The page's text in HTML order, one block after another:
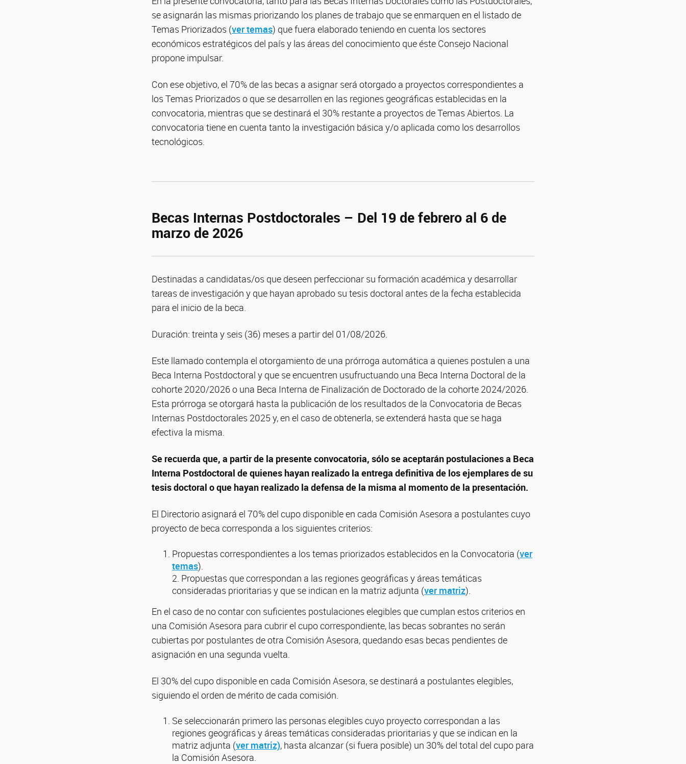
se asignarán las mismas priorizando los planes de trabajo que se enmarquen en el listado de
Temas Priorizados (ver temas) que fuera elaborado teniendo en cuenta los sectores
económicos estratégicos del país y las áreas del conocimiento que éste Consejo Nacional
propone impulsar.
Con ese objetivo, el 70% de las becas a asignar será otorgado a proyectos correspondientes a
los Temas Priorizados o que se desarrollen en las regiones geográficas establecidas en la
convocatoria, mientras que se destinará el 30% restante a proyectos de Temas Abiertos. La
convocatoria tiene en cuenta tanto la investigación básica y/o aplicada como los desarrollos
tecnológicos.
Becas Internas Postdoctorales – Del 19 de febrero al 6 de
marzo de 2026
Destinadas a candidatas/os que deseen perfeccionar su formación académica y desarrollar
tareas de investigación y que hayan aprobado su tesis doctoral antes de la fecha establecida
para el inicio de la beca.
Duración: treinta y seis (36) meses a partir del 01/08/2026.
Este llamado contempla el otorgamiento de una prórroga automática a quienes postulen a una
Beca Interna Postdoctoral y que se encuentren usufructuando una Beca Interna Doctoral de la
cohorte 2020/2026 o una Beca Interna de Finalización de Doctorado de la cohorte 2024/2026.
Esta prórroga se otorgará hasta la publicación de los resultados de la Convocatoria de Becas
Internas Postdoctorales 2025 y, en el caso de obtenerla, se extenderá hasta que se haga
efectiva la misma.
Se recuerda que, a partir de la presente convocatoria, sólo se aceptarán postulaciones a Beca
Interna Postdoctoral de quienes hayan realizado la entrega definitiva de los ejemplares de su
tesis doctoral o que hayan realizado la defensa de la misma al momento de la presentación.
El Directorio asignará el 70% del cupo disponible en cada Comisión Asesora a postulantes cuyo
proyecto de beca corresponda a los siguientes criterios:
Propuestas correspondientes a los temas priorizados establecidos en la Convocatoria (ver
temas).
2. Propuestas que correspondan a las regiones geográficas y áreas temáticas
consideradas prioritarias y que se indican en la matriz adjunta (ver matriz).
En el caso de no contar con suficientes postulaciones elegibles que cumplan estos criterios en
una Comisión Asesora para cubrir el cupo correspondiente, las becas sobrantes no serán
cubiertas por postulantes de otra Comisión Asesora, quedando esas becas pendientes de
asignación en una segunda vuelta.
El 30% del cupo disponible en cada Comisión Asesora, se destinará a postulantes elegibles,
siguiendo el orden de mérito de cada comisión.
Se seleccionarán primero las personas elegibles cuyo proyecto correspondan a las
regiones geográficas y áreas temáticas consideradas prioritarias y que se indican en la
matriz adjunta (ver matriz), hasta alcanzar (si fuera posible) un 30% del total del cupo para
la Comisión Asesora.